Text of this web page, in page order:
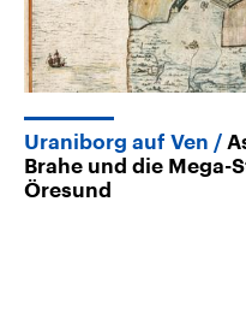
Uraniborg auf Ven
Brahe und die Mega-
Öresund